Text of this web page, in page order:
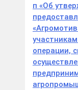
п «Об
операции,